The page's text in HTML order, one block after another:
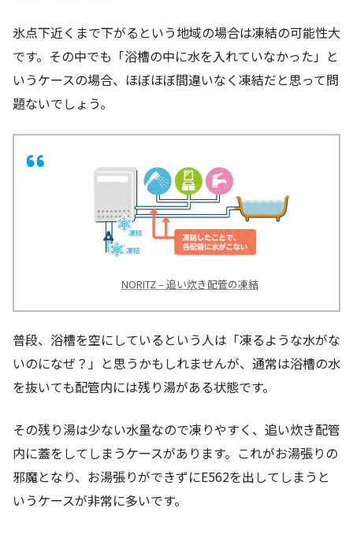
氷点下近くまで下がるという地域の場合は凍結の可能性大
です。その中でも「浴槽の中に水を入れていなかった」と
いうケースの場合、ほぼほぼ間違いなく凍結だと思って問
題ないでしょう。
NORITZ – 追い炊き配管の凍結
普段、浴槽を空にしているという人は「凍るような水がな
いのになぜ？」と思うかもしれませんが、通常は浴槽の水
を抜いても配管内には残り湯がある状態です。
その残り湯は少ない水量なので凍りやすく、追い炊き配管
内に蓋をしてしまうケースがあります。これがお湯張りの
邪魔となり、お湯張りができずにE562を出してしまうと
いうケースが非常に多いです。